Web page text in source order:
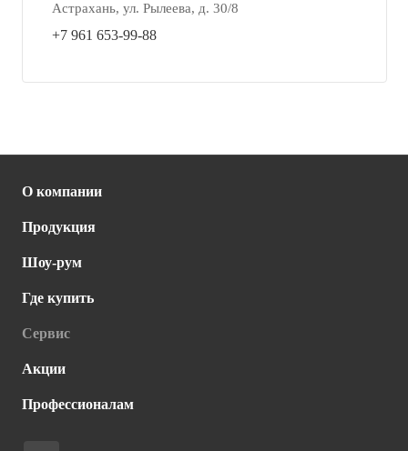
Астрахань, ул. Рылеева, д. 30/8
+7 961 653-99-88
О компании
Продукция
Шоу-рум
Где купить
Сервис
Акции
Профессионалам